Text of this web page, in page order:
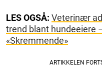
LES OGSÅ: Veterinær
trend blant hundeeiere
«Skremmende»